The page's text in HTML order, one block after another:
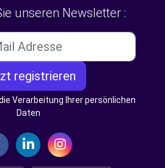
unseren Newsletter :
registrieren
Verarbeitung Ihrer persönlichen
Daten